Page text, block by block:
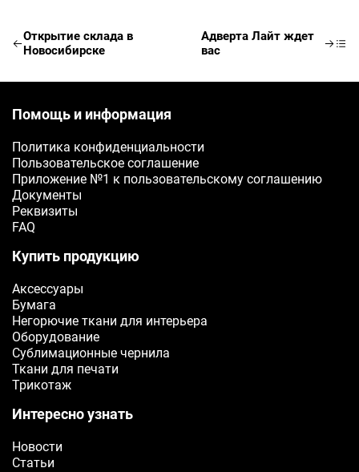
Открытие склада в
Новосибирске
Адверта Лайт ждет
вас
Помощь и информация
Политика конфиденциальности
Пользовательское соглашение
Приложение №1 к пользовательскому соглашению
Документы
Реквизиты
FAQ
Купить продукцию
Аксессуары
Бумага
Негорючие ткани для интерьера
Оборудование
Сублимационные чернила
Ткани для печати
Трикотаж
Интересно узнать
Новости
Статьи